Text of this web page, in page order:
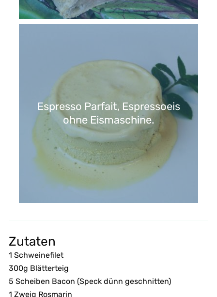
Espresso Parfait, Espressoeis
ohne Eismaschine.
Zutaten
1 Schweinefilet
300g Blätterteig
5 Scheiben Bacon (Speck dünn geschnitten)
1 Zweig Rosmarin